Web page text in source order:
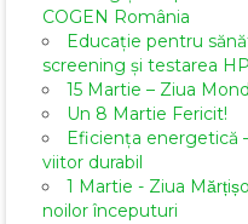
COGEN România
Educație pentru
screening și testarea
15 Martie – Ziua
Un 8 Martie Fericit!
Eficiența energetică
viitor durabil
1 Martie - Ziua
noilor începuturi